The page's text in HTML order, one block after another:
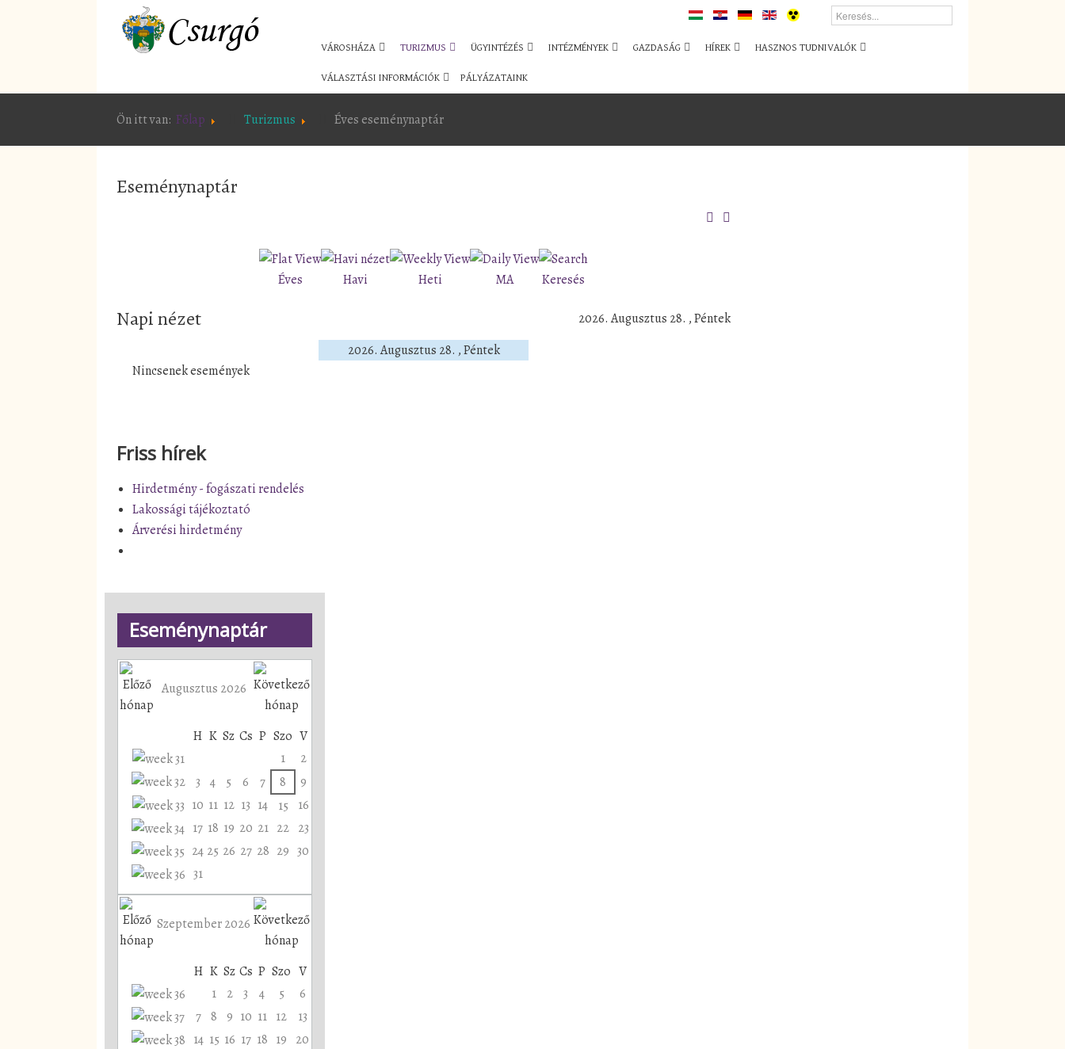
VÁROSHÁZA TURIZMUS ÜGYINTÉZÉS INTÉZMÉNYEK GAZDASÁG HÍREK HASZNOS TUDNIVALÓK
VÁLASZTÁSI INFORMÁCIÓK PÁLYÁZATAINK
Ön itt van: Főlap Turizmus Éves eseménynaptár
Eseménynaptár
Éves Havi Heti MA Keresés
Napi nézet
2026. Augusztus 28. , Péntek
2026. Augusztus 28. , Péntek
Nincsenek események
Friss hírek
Hirdetmény - fogászati rendelés
Lakossági tájékoztató
Árverési hirdetmény
Eseménynaptár
Augusztus 2026
H K Sz Cs P Szo V
1
2
3 4 5 6 7 8
9
10 11 12 13 14 15
16
17 18 19 20 21 22 23
24 25 26 27 28 29 30
31
Szeptember 2026
H K Sz Cs P Szo V
1
2 3 4 5
6
7 8 9 10 11 12
13
14 15 16 17 18 19 20